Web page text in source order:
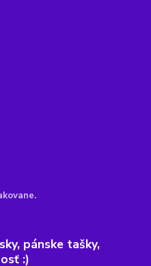
pánske tašky,
:)